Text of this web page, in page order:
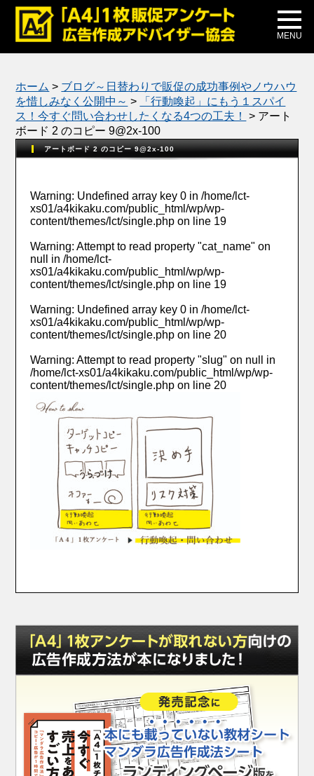
MENU
メディア掲載
公式ブログ
ホーム > ブログ～日替わりで販促の成功事例やノウハウ
を惜しみなく公開中～ >
「行動喚起」にもう１スパイ
ス！今すぐ問い合わせしたくなる4つの工夫！
> アート
ボード 2 のコピー 9@2x-100
アートボード 2 のコピー 9@2x-100
Warning: Undefined array key 0 in/home/lct-
xs01/a4kikaku.com/public_html/wp/wp-
content/themes/lct/single.php on line 19
Warning: Attempt to read property "cat_name" on
null in/home/lct-
xs01/a4kikaku.com/public_html/wp/wp-
content/themes/lct/single.php on line 19
Warning: Undefined array key 0 in/home/lct-
xs01/a4kikaku.com/public_html/wp/wp-
content/themes/lct/single.php on line 20
Warning: Attempt to read property "slug" on null in
/home/lct-xs01/a4kikaku.com/public_html/wp/wp-
content/themes/lct/single.php on line 20